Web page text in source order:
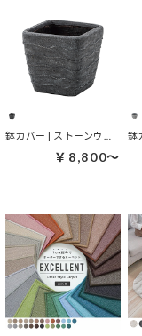
￥8,800～
鉢